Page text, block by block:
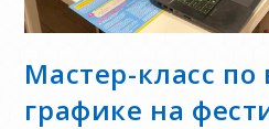
Мастер-класс по
графике на